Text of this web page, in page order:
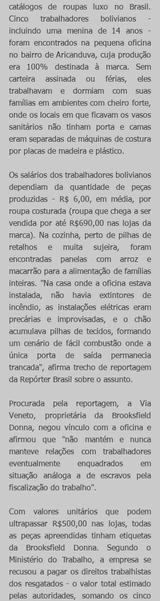
catálogos de roupas luxo no Brasil.
Cinco trabalhadores bolivianos -
incluindo uma menina de 14 anos -
foram encontrados na pequena oficina
no bairro de Aricanduva, cuja produção
era 100% destinada à marca. Sem
carteira assinada ou férias, eles
trabalhavam e dormiam com suas
famílias em ambientes com cheiro forte,
onde os locais em que ficavam os vasos
sanitários não tinham porta e camas
eram separadas de máquinas de costura
por placas de madeira e plástico.
Os salários dos trabalhadores bolivianos
dependiam da quantidade de peças
produzidas - R$ 6,00, em média, por
roupa costurada (roupa que chega a ser
vendida por até R$690,00 nas lojas da
marca). Na cozinha, perto de pilhas de
retalhos e muita sujeira, foram
encontradas panelas com arroz e
macarrão para a alimentação de famílias
inteiras. "Na casa onde a oficina estava
instalada, não havia extintores de
incêndio, as instalações elétricas eram
precárias e improvisadas, e o chão
acumulava pilhas de tecidos, formando
um cenário de fácil combustão onde a
única porta de saída permanecia
trancada", afirma trecho de reportagem
da Repórter Brasil sobre o assunto.
Procurada pela reportagem, a Via
Veneto, proprietária da Brooksfield
Donna, negou vínculo com a oficina e
afirmou que "não mantém e nunca
manteve relações com trabalhadores
eventualmente enquadrados em
situação análoga a de escravos pela
fiscalização do trabalho".
Com valores unitários que podem
ultrapassar R$500,00 nas lojas, todas
as peças apreendidas tinham etiquetas
da Brooksfield Donna. Segundo o
Ministério do Trabalho, a empresa se
recusou a pagar os direitos trabalhistas
dos resgatados - o valor total estimado
pelas autoridades, somando os cinco